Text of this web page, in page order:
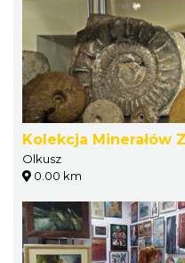
Kolekcja Minerałów
Olkusz
0.00 km